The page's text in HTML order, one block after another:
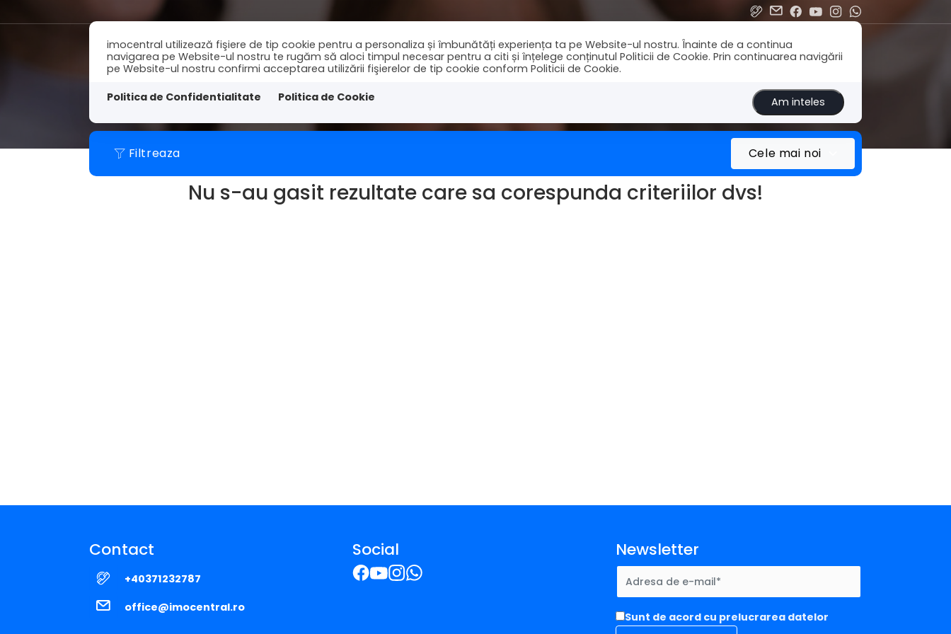
imocentral utilizează fişiere de tip cookie pentru a personaliza și îmbunătăți experiența ta pe Website-ul nostru. Înainte de a continua
navigarea pe Website-ul nostru te rugăm să aloci timpul necesar pentru a citi și înțelege conținutul Politicii de Cookie. Prin continuarea navigării
pe Website-ul nostru confirmi acceptarea utilizării fişierelor de tip cookie conform Politicii de Cookie.
Politica de Confidentialitate
Politica de Cookie Am inteles
Acasa Vanzari Inchirieri Cautari Stiri Contact
Filtreaza Cele mai noi
Nu s-au gasit rezultate care sa corespunda criteriilor dvs!
Contact
+40371232787
office@imocentral.ro
Social Newsletter
Sunt de acord cu prelucrarea datelor